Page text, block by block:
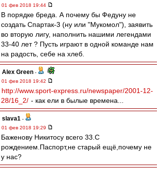
01 фев 2018 19:44
В порядке бреда. А почему бы Федуну не
создать Спартак-3 (ну или "Мукомол"), заявить
во вторую лигу, наполнить нашими легендами
33-40 лет ? Пусть играют в одной команде нам
на радость, себе на хлеб.
Alex Green -
01 фев 2018 19:42
http://www.sport-express.ru/newspaper/2001-12-
28/16_2/ - как ели в былые времена...
slava1 -
01 фев 2018 19:29
Баженову Никитосу всего 33.С
рождением.Паспорт,не старый ещё,почему не
у нас?